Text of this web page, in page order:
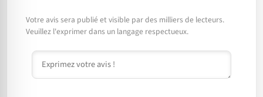
Votre avis sera publié et visible par des milliers de lecteurs.
Veuillez l'exprimer dans un langage respectueux.
Commentaire